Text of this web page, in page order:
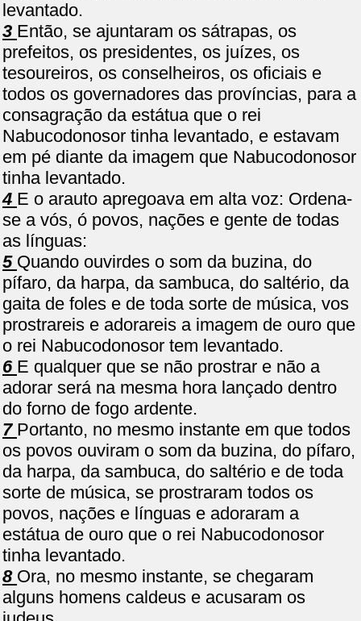
levantado.
3 Então, se ajuntaram os sátrapas, os
prefeitos, os presidentes, os juízes, os
tesoureiros, os conselheiros, os oficiais e
todos os governadores das províncias, para a
consagração da estátua que o rei
Nabucodonosor tinha levantado, e estavam
em pé diante da imagem que Nabucodonosor
tinha levantado.
4 E o arauto apregoava em alta voz: Ordena-
se a vós, ó povos, nações e gente de todas
as línguas:
5 Quando ouvirdes o som da buzina, do
pífaro, da harpa, da sambuca, do saltério, da
gaita de foles e de toda sorte de música, vos
prostrareis e adorareis a imagem de ouro que
o rei Nabucodonosor tem levantado.
6 E qualquer que se não prostrar e não a
adorar será na mesma hora lançado dentro
do forno de fogo ardente.
7 Portanto, no mesmo instante em que todos
os povos ouviram o som da buzina, do pífaro,
da harpa, da sambuca, do saltério e de toda
sorte de música, se prostraram todos os
povos, nações e línguas e adoraram a
estátua de ouro que o rei Nabucodonosor
tinha levantado.
8 Ora, no mesmo instante, se chegaram
alguns homens caldeus e acusaram os